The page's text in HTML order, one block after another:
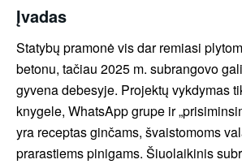
Įvadas
Statybų pramonė vis dar remiasi
betonu, tačiau 2025 m. subrangovo
gyvena debesyje. Projektų vykdymas
knygele, WhatsApp grupe ir
yra receptas ginčams, švaistomoms
prarastiems pinigams. Šiuolaikinis